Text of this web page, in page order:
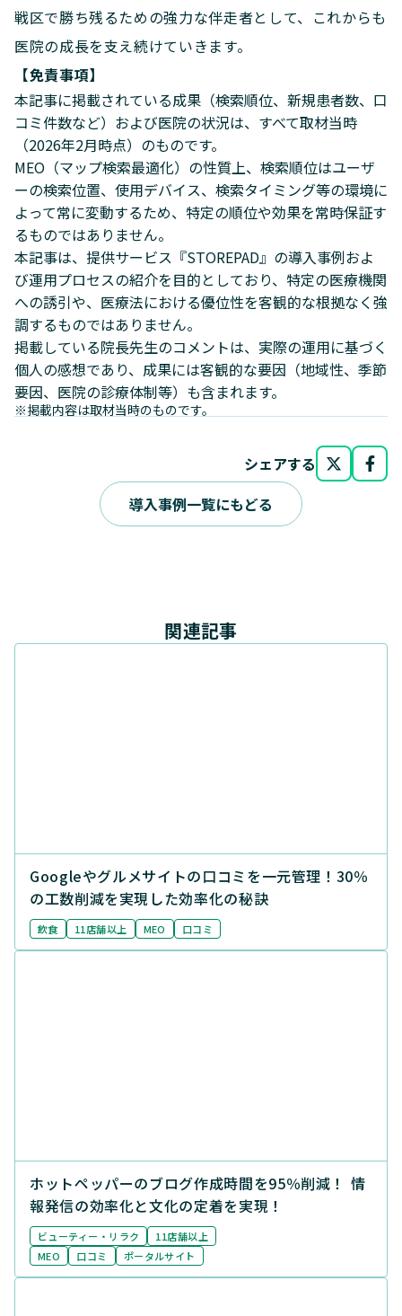
戦区で勝ち残るための強力な伴走者として、これからも
医院の成長を支え続けていきます。
【免責事項】
本記事に掲載されている成果（検索順位、新規患者数、口
コミ件数など）および医院の状況は、すべて取材当時
（2026年2月時点）のものです。
MEO（マップ検索最適化）の性質上、検索順位はユーザ
ーの検索位置、使用デバイス、検索タイミング等の環境に
よって常に変動するため、特定の順位や効果を常時保証す
るものではありません。
本記事は、提供サービス『STOREPAD』の導入事例およ
び運用プロセスの紹介を目的としており、特定の医療機関
への誘引や、医療法における優位性を客観的な根拠なく強
調するものではありません。
掲載している院長先生のコメントは、実際の運用に基づく
個人の感想であり、成果には客観的な要因（地域性、季節
要因、医院の診療体制等）も含まれます。
※掲載内容は取材当時のものです。
シェアする
導入事例一覧にもどる
関連記事
Googleやグルメサイトの口コミを一元管理！30％
の工数削減を実現した効率化の秘訣
飲食 11店舗以上 MEO 口コミ
ホットペッパーのブログ作成時間を95％削減！ 情
報発信の効率化と文化の定着を実現！
ビューティー・リラク
11店舗以上
MEO
口コミ ポータルサイト